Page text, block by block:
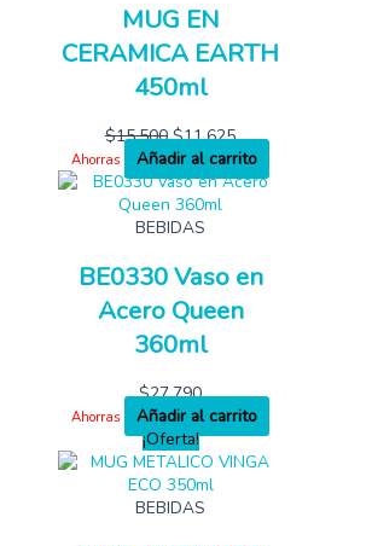
MUG EN
CERAMICA EARTH
450ml
$15,500 $11,625
Ahorras Añadir al carrito
BEBIDAS
BE0330 Vaso en
Acero Queen
360ml
$27,790
Ahorras
Añadir al carrito
¡Oferta!
BEBIDAS